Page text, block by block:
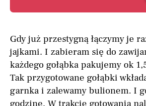
Gdy już przestygną łączymy je
jajkami. I zabieram się do
każdego gołąbka pakujemy ok
Tak przygotowane gołąbki
garnka i zalewamy bulionem. I
godzinę. W trakcie gotowania